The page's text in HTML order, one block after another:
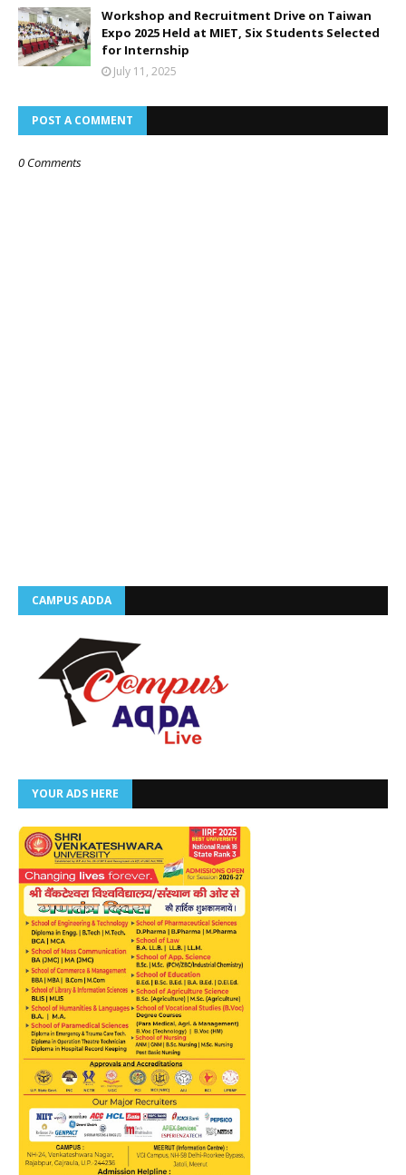
Workshop and Recruitment Drive on Taiwan
Expo 2025 Held at MIET, Six Students Selected
for Internship
July 11, 2025
POST A COMMENT
0 Comments
CAMPUS ADDA
YOUR ADS HERE